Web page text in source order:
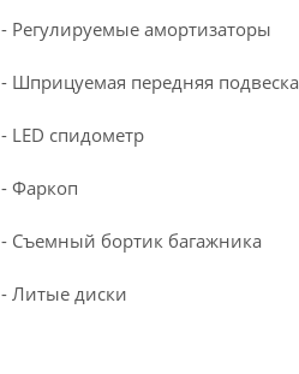
- Регулируемые амортизаторы
- Шприцуемая передняя подвеска
- LED спидометр
- Фаркоп
- Съемный бортик багажника
- Литые диски